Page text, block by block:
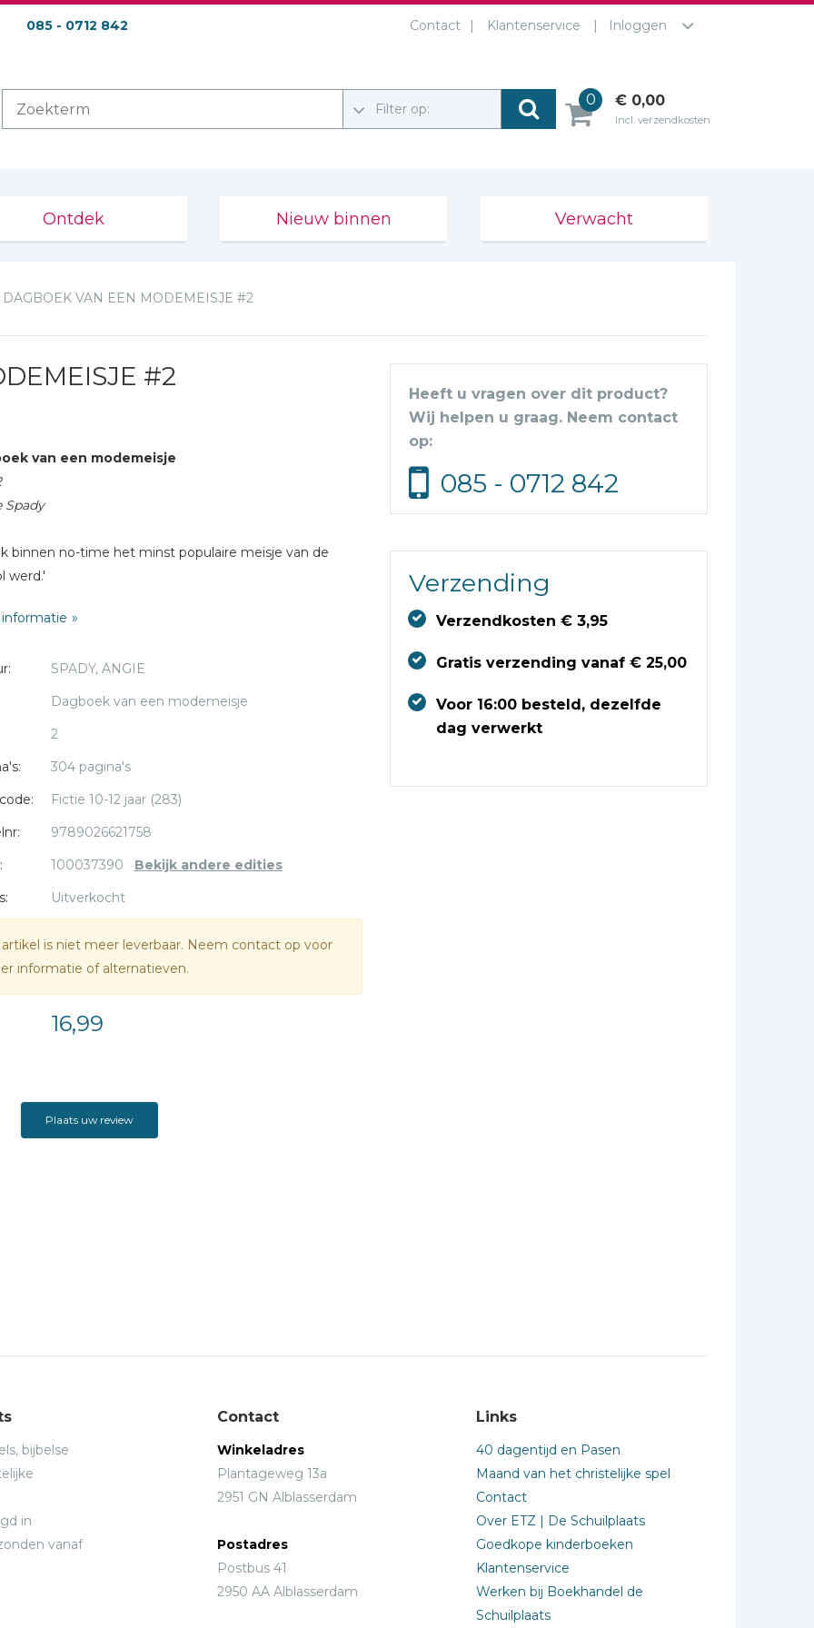
085 - 0712 842 Contact Klantenservice Inloggen
Filter op:
0 € 0,00
incl. verzendkosten
Ontdek Nieuw binnen Verwacht
DAGBOEK VAN EEN MODEMEISJE #2
#2
van een modemeisje
Spady
binnen no-time het minst populaire meisje van de
werd.'
een 'fashionista extraordinaire', komt weer in
. Uiteraard komen ook haar beste vriendin Lisa,
Sebastiaan en haar minst favoriete persoon op
gaat over alles wat belangrijk is op de middelbare
je docenten, vrienden en familie.
SPADY, ANGIE
Dagboek van een modemeisje
2
304 pagina's
Fictie 10-12 jaar (283)
9789026621758
100037390 Bekijk andere edities
Uitverkocht
is niet meer leverbaar. Neem contact op voor
informatie of alternatieven.
16,99
Heeft u vragen over dit product?
Wij helpen u graag. Neem contact
op:
085 - 0712 842
Verzending
Verzendkosten € 3,95
Gratis verzending vanaf € 25,00
Voor 16:00 besteld, dezelfde
dag verwerkt
Plaats uw review
bijbelse
in
vanaf
Contact
Winkeladres
Plantageweg 13a
2951 GN Alblasserdam
Postadres
Postbus 41
2950 AA Alblasserdam
Links
40 dagentijd en Pasen
Maand van het christelijke spel
Contact
Over ETZ | De Schuilplaats
Goedkope kinderboeken
Klantenservice
Werken bij Boekhandel de
Schuilplaats